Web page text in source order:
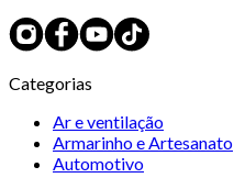
Categorias
Ar e ventilação
Armarinho e Artesanato
Automotivo